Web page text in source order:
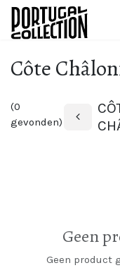
Overslaan naar inhoud
Côte
(0
gevonden)
Geen
Geen product